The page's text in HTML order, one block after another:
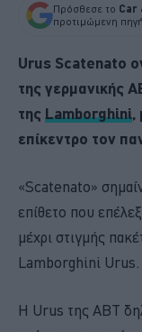
Πρόσθεσε το Car
προτιμώμενη
Urus Scatenato
της γερμανικής
της Lamborghini,
επίκεντρο τον
«Scatenato»
επίθετο που
μέχρι στιγμής
Lamborghini Urus.
H Urus της ABT